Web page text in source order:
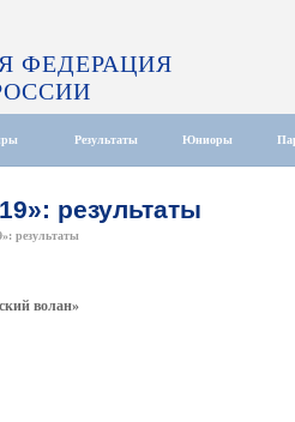
ФЕДЕРАЦИЯ
Результаты Юниоры
результаты
результаты
волан»